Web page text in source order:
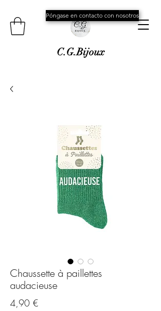
C.G.Bijoux
Póngase en contacto con nosotros
Chaussette à paillettes
audacieuse
4,90 €